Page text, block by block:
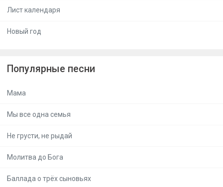
Лист календаря
Новый год
Популярные песни
Мама
Мы все одна семья
Не грусти, не рыдай
Молитва до Бога
Баллада о трёх сыновьях